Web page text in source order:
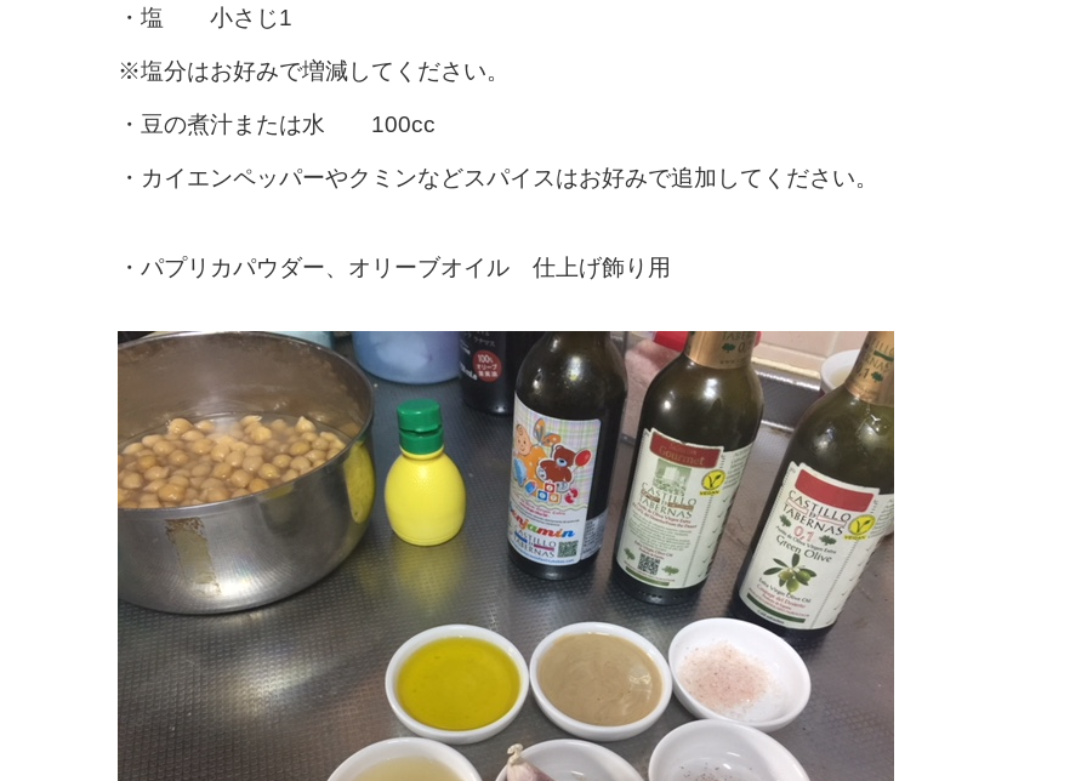
・塩 小さじ1
※塩分はお好みで増減してください。
・豆の煮汁または水 100cc
・カイエンペッパーやクミンなどスパイスはお好みで追加してください。
・パプリカパウダー、オリーブオイル 仕上げ飾り用